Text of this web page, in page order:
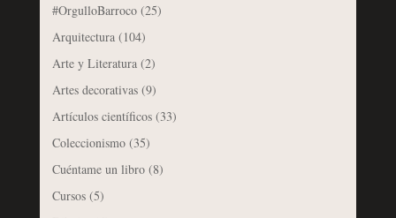
#OrgulloBarroco(25)
Arquitectura(104)
Arte y Literatura(2)
Artes decorativas(9)
Artículos científicos(33)
Coleccionismo(35)
Cuéntame un libro(8)
Cursos(5)